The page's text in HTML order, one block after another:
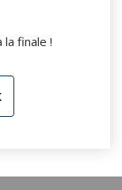
la finale !